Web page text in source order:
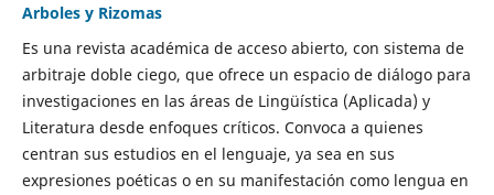
Arboles y Rizomas
Es una revista académica de acceso abierto, con sistema de
arbitraje doble ciego, que ofrece un espacio de diálogo para
investigaciones en las áreas de Lingüística (Aplicada) y
Literatura desde enfoques críticos. Convoca a quienes
centran sus estudios en el lenguaje, ya sea en sus
expresiones poéticas o en su manifestación como lengua en